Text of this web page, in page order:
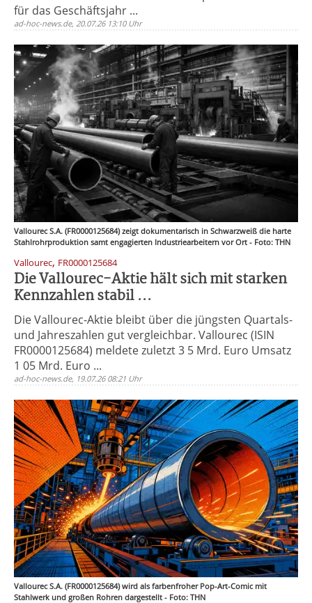
für das Geschäftsjahr ...
ad-hoc-news.de, 20.07.26 13:10 Uhr
Vallourec S.A. (FR0000125684) zeigt dokumentarisch in Schwarzweiß die harte
Stahlrohrproduktion samt engagierten Industriearbeitern vor Ort - Foto: THN
Vallourec, FR0000125684
Die Vallourec-Aktie hält sich mit starken
Kennzahlen stabil ...
Die Vallourec-Aktie bleibt über die jüngsten Quartals-
und Jahreszahlen gut vergleichbar. Vallourec (ISIN
FR0000125684) meldete zuletzt 3 5 Mrd. Euro Umsatz
1 05 Mrd. Euro ...
ad-hoc-news.de, 19.07.26 08:21 Uhr
Vallourec S.A. (FR0000125684) wird als farbenfroher Pop-Art-Comic mit
Stahlwerk und großen Rohren dargestellt - Foto: THN